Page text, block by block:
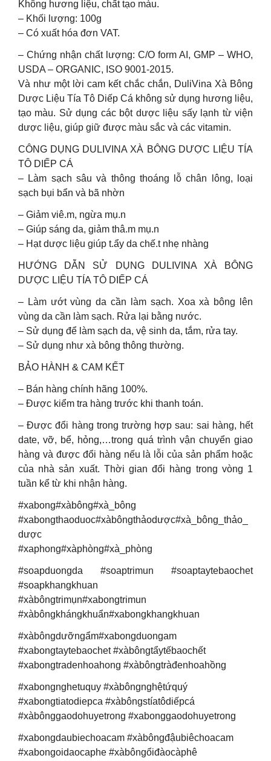
Không hương liệu, chất tạo màu.
– Khối lượng: 100g
– Có xuất hóa đơn VAT.
– Chứng nhận chất lượng: C/O form AI, GMP – WHO,
USDA – ORGANIC, ISO 9001-2015.
Và như một lời cam kết chắc chắn, DuliVina Xà Bông
Dược Liệu Tía Tô Diếp Cá không sử dụng hương liệu,
tạo màu. Sử dụng các bột dược liệu sấy lạnh từ viện
dược liệu, giúp giữ được màu sắc và các vitamin.
CÔNG DỤNG DULIVINA XÀ BÔNG DƯỢC LIỆU TÍA
TÔ DIẾP CÁ
– Làm sạch sâu và thông thoáng lỗ chân lông, loại
sạch bụi bẩn và bã nhờn
– Giảm viê.m, ngừa mụ.n
– Giúp sáng da, giảm thâ.m mụ.n
– Hạt dược liệu giúp t.ẩy da chế.t nhẹ nhàng
HƯỚNG DẪN SỬ DỤNG DULIVINA XÀ BÔNG
DƯỢC LIỆU TÍA TÔ DIẾP CÁ
– Làm ướt vùng da cần làm sạch. Xoa xà bông lên
vùng da cần làm sạch. Rửa lại bằng nước.
– Sử dụng để làm sạch da, vệ sinh da, tắm, rửa tay.
– Sử dụng như xà bông thông thường.
BẢO HÀNH & CAM KẾT
– Bán hàng chính hãng 100%.
– Được kiểm tra hàng trước khi thanh toán.
– Được đổi hàng trong trường hợp sau: sai hàng, hết
date, vỡ, bể, hỏng,…trong quá trình vận chuyển giao
hàng và được đổi hàng nếu là lỗi của sản phẩm hoặc
của nhà sản xuất. Thời gian đổi hàng trong vòng 1
tuần kể từ khi nhận hàng.
#xabong#xàbông#xà_bông
#xabongthaoduoc#xàbôngthảodược#xà_bông_thảo_
dược
#xaphong#xàphòng#xà_phòng
#soapduongda #soaptrimun #soaptaytebaochet
#soapkhangkhuan
#xàbôngtrimụn#xabongtrimun
#xàbôngkhángkhuẩn#xabongkhangkhuan
#xàbôngdưỡngẩm#xabongduongam
#xabongtaytebaochet #xàbôngtẩytếbaochết
#xabongtradenhoahong #xàbôngtràđenhoahồng
#xabongnghetuquy #xàbôngnghệtứquý
#xabongtiatodiepca #xàbôngstíatôdiếpcá
#xàbônggaodohuyetrong #xabonggaodohuyetrong
#xabongdaubiechoacam #xàbôngđậubiêchoacam
#xabongoidaocaphe #xàbôngổiđàocàphê